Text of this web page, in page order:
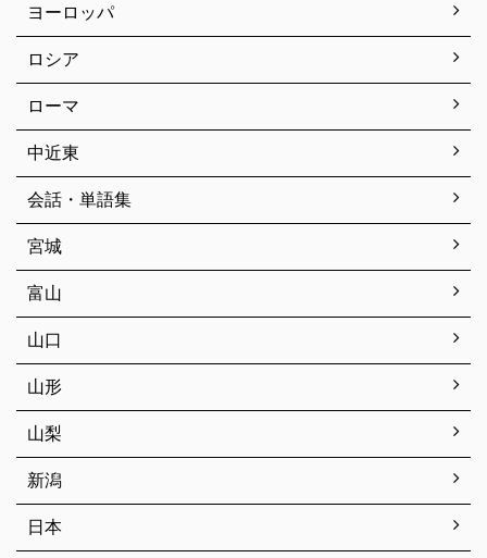
ヨーロッパ
ロシア
ローマ
中近東
会話・単語集
宮城
富山
山口
山形
山梨
新潟
日本